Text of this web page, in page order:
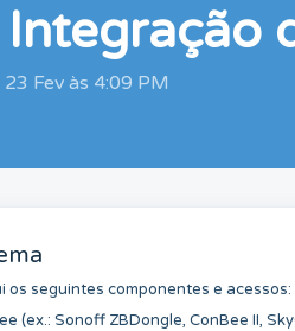
Fev às 4:09 PM
os seguintes componentes e acessos:
(ex.: Sonoff ZBDongle, ConBee II,